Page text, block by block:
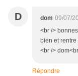
D dom 09/07/
<br />
bien et
<br />
Répondre